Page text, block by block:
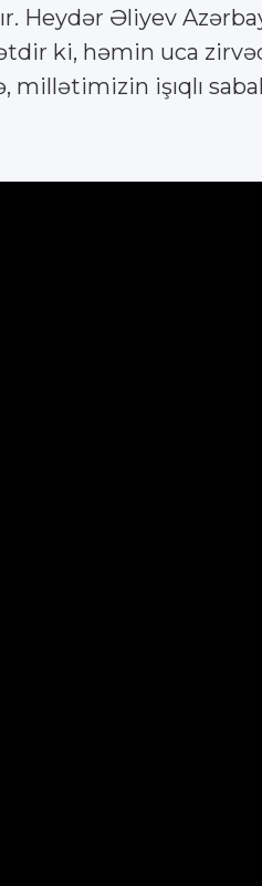
Heydər Əliyev
ki, həmin uca
işıqlı